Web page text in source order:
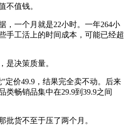
不值钱。
，一个月就是22小时。一年264小
手工活上的时间成本，可能已经超
是决策质量。
定价49.9，结果完全卖不动。后来
类畅销品集中在29.9到39.9之间
批货不至于压了两个月。